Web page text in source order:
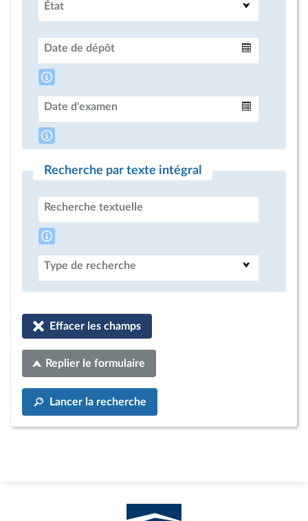
État
Date de dépôt
Date d'examen
Recherche par texte intégral
Recherche textuelle
Type de recherche
Effacer les champs
Replier le formulaire
Lancer la recherche